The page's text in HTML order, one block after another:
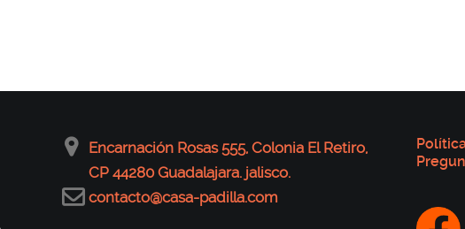
Encarnación Rosas 555, Colonia El Retiro,
CP 44280 Guadalajara. jalisco.
contacto@casa-padilla.com